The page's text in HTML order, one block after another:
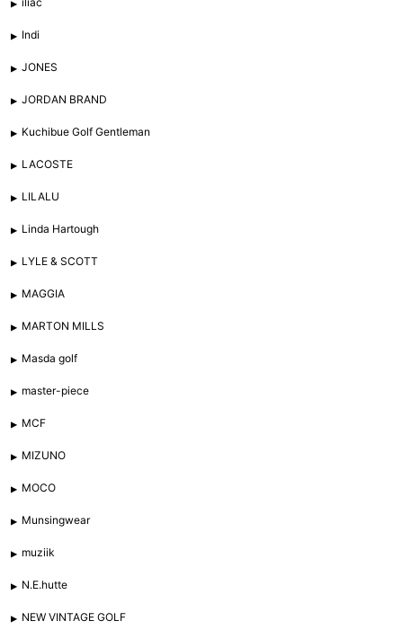
Indi
JONES
JORDAN BRAND
Kuchibue Golf Gentleman
LACOSTE
LILALU
Linda Hartough
LYLE & SCOTT
MAGGIA
MARTON MILLS
Masda golf
master-piece
MCF
MIZUNO
MOCO
Munsingwear
muziik
N.E.hutte
NEW VINTAGE GOLF